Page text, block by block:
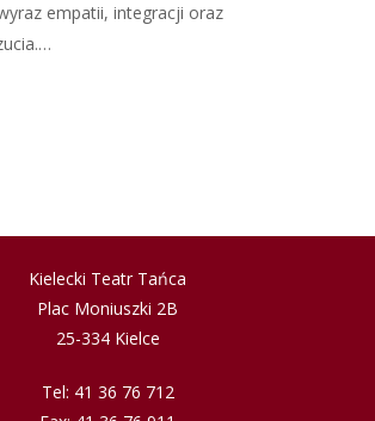
empatii, integracji oraz
Kielecki Teatr Tańca
Plac Moniuszki 2B
25-334 Kielce
Tel: 41 36 76 712